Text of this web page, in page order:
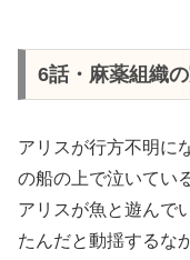
6話・麻薬組織
アリスが行方不明に
の船の上で泣いてい
アリスが魚と遊んで
たんだと動揺するな